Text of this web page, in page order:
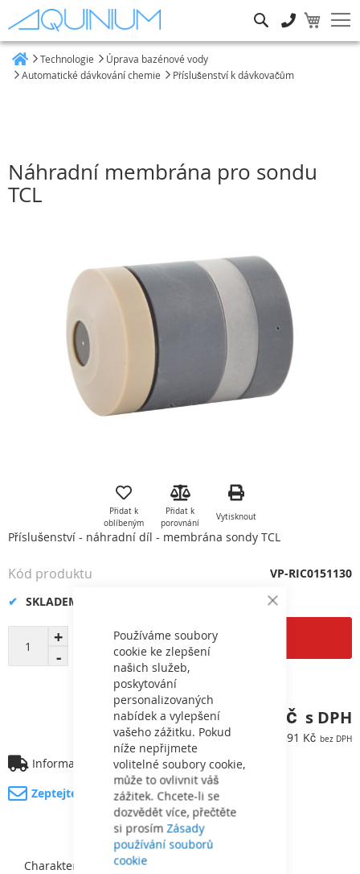
Close
Cookie
Používáme soubory
cookie ke zlepšení
našich služeb,
poskytování
personalizovaných
nabídek a vylepšení
vašeho zážitku. Pokud
níže nepřijmete
volitelné soubory cookie,
může to ovlivnit váš
zážitek. Chcete-li se
dozvědět více, přečtěte
si prosímZásady
používání souborů
cookie
Technologie
Úprava bazénové vody
Automatické dávkování chemie
Příslušenství k dávkovačům
Náhradní membrána pro sondu
TCL
s
Přidat k
oblíbeným
Přidat k
porovnání
Vytisknout
Příslušenství - náhradní díl - membrána sondy TCL
Přidat do košíku
6 930,77 Kč
5 727,91 Kč
SKLADEM
Kód produktu VP-RIC0151130
Informace o dopravě
Zeptejte se na produkt
Charakteristický